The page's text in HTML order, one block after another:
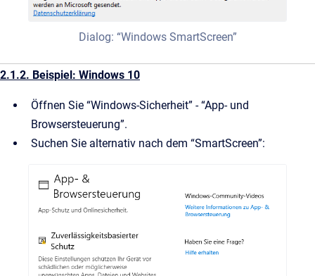
Dialog: “Windows SmartScreen”
2.1.2. Beispiel: Windows 10
Öffnen Sie “Windows-Sicherheit” - “App- und
Browsersteuerung”.
Suchen Sie alternativ nach dem “SmartScreen”: